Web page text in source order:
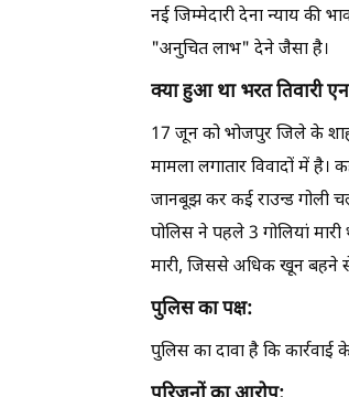
नई जिम्मेदारी देना न्याय की
"अनुचित लाभ" देने जैसा है।
क्या हुआ था भरत तिवारी
17 जून को भोजपुर जिले के
मामला लगातार विवादों में है।
जानबूझ कर कई राउन्ड गोली
पोलिस ने पहले 3 गोलियां
मारी, जिससे अधिक खून बहने
पुलिस का पक्ष:
पुलिस का दावा है कि